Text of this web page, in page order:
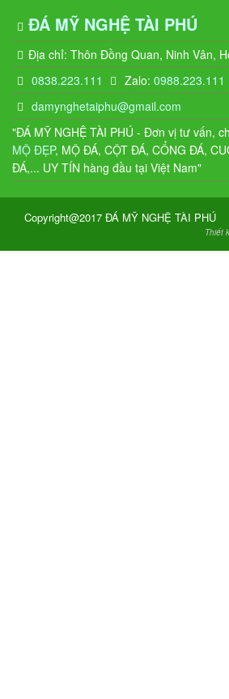
ĐÁ MỸ NGHỆ TÀI PHÚ
Địa chỉ: Thôn Đồng Quan, Ninh Vân,
0838.223.111
Zalo:0988.223.111
damynghetaiphu@gmail.com
"ĐÁ MỸ NGHỆ TÀI PHÚ - Đơn vị tư vấn,
MỘ ĐẸP, MỘ ĐÁ, CỘT ĐÁ, CỔNG ĐÁ,
ĐÁ,... UY TÍN hàng đầu tại Việt Nam"
Copyright@2017 ĐÁ MỸ NGHỆ TÀI PHÚ
Thiết